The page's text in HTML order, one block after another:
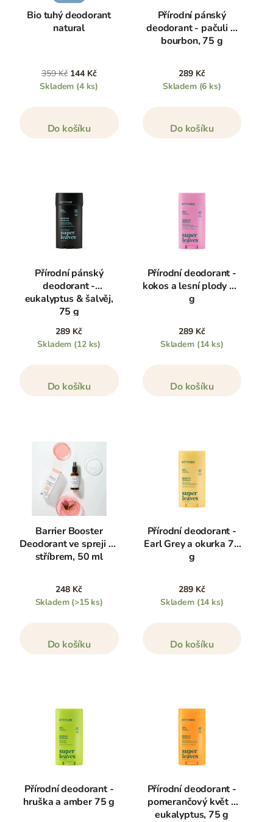
Bio tuhý deodorant
natural
359 Kč 144 Kč
Skladem (4 ks)
Do košíku
Přírodní pánský
deodorant - pačuli &
bourbon, 75 g
289 Kč
Skladem (6 ks)
Do košíku
Přírodní pánský
deodorant -
eukalyptus & šalvěj,
75 g
289 Kč
Skladem (12 ks)
Do košíku
Přírodní deodorant -
kokos a lesní plody 75
g
289 Kč
Skladem (14 ks)
Do košíku
Barrier Booster
Deodorant ve spreji se
stříbrem, 50 ml
248 Kč
Skladem (>15 ks)
Do košíku
Přírodní deodorant -
Earl Grey a okurka 75
g
289 Kč
Skladem (14 ks)
Do košíku
Přírodní deodorant -
hruška a amber 75 g
Přírodní deodorant -
pomerančový květ a
eukalyptus, 75 g